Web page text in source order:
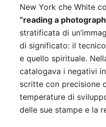
New York che White
“reading a
stratificata di
di significato: il
e quello spirituale.
catalogava i negativi
scritte con precisione
temperature di
delle sue stampe e la